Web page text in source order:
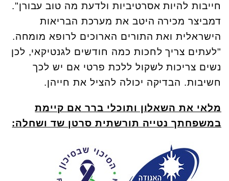
חייבות להיות אסרטיביות ולדעת מה טוב עבורן".
דמביצר מכירה היטב את מערכת הבריאות
הישראלית ואת התורים הארוכים לרופא מומחה.
"לעתים צריך לחכות כמה חודשים לגנטיקאי, לכן
נשים צריכות לשקול ללכת פרטי אם יש לכך
חשיבות. הבדיקה יכולה להציל את חייהן.
מלאי את השאלון ותוכלי ברר אם קיימת
במשפחתך נטייה תורשתית סרטן שד ושחלה: